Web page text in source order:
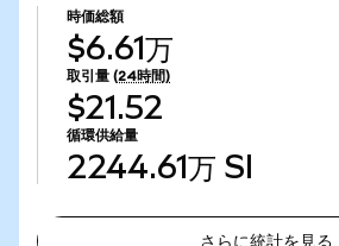
時価総額
$6.61万
取引量 (24時間)
$21.52
循環供給量
2244.61万 SI
さらに統計を見る